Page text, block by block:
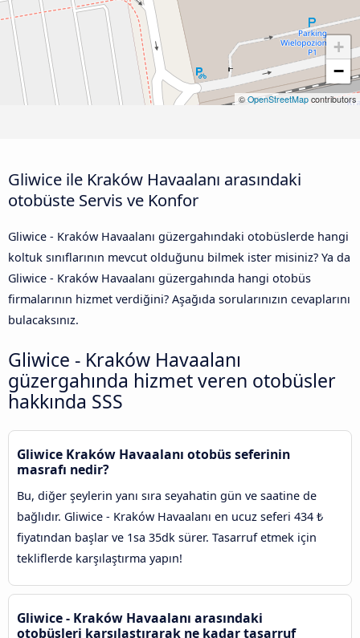
+
−
©OpenStreetMap contributors
Gliwice ile Kraków Havaalanı arasındaki
otobüste Servis ve Konfor
Gliwice - Kraków Havaalanı güzergahındaki otobüslerde hangi
koltuk sınıflarının mevcut olduğunu bilmek ister misiniz? Ya da
Gliwice - Kraków Havaalanı güzergahında hangi otobüs
firmalarının hizmet verdiğini? Aşağıda sorularınızın cevaplarını
bulacaksınız.
Gliwice - Kraków Havaalanı
güzergahında hizmet veren otobüsler
hakkında SSS
Gliwice Kraków Havaalanı otobüs seferinin
masrafı nedir?
Bu, diğer şeylerin yanı sıra seyahatin gün ve saatine de
bağlıdır. Gliwice - Kraków Havaalanı en ucuz seferi 434 ₺
fiyatından başlar ve 1sa 35dk sürer. Tasarruf etmek için
tekliflerde karşılaştırma yapın!
Gliwice - Kraków Havaalanı arasındaki
otobüsleri karşılaştırarak ne kadar tasarruf